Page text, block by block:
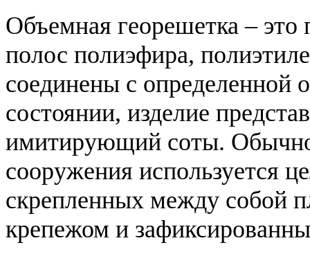
Объемная георешетка – это
полос полиэфира,
соединены с определенной
состоянии, изделие
имитирующий соты. Обычно
сооружения используется
скрепленных между собой
крепежом и